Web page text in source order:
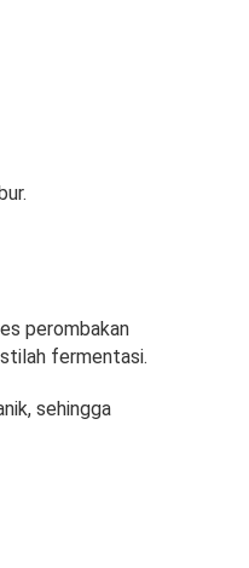
perombakan
fermentasi.
sehingga